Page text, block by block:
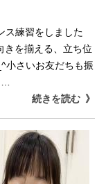
ス練習をしました
きを揃える、立ち位
小さいお友だちも振
続きを読む